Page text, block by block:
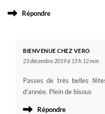
Répondre
BIENVENUE CHEZ VERO
23 décembre 2019 à 15 h 12 min
Passes de très belles
d’année. Plein de bisous
Répondre